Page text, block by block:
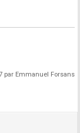
par Emmanuel Forsans